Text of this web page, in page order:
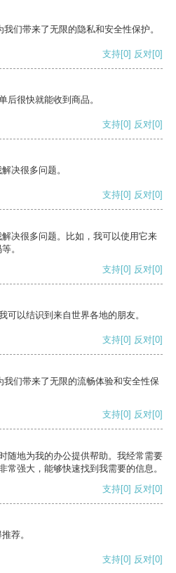
们带来了无限的隐私和安全性保护。
支持[0] 反对[0]
后很快就能收到商品。
支持[0] 反对[0]
决很多问题。
支持[0] 反对[0]
决很多问题。比如，我可以使用它来
。
支持[0] 反对[0]
可以结识到来自世界各地的朋友。
支持[0] 反对[0]
们带来了无限的流畅体验和安全性保
支持[0] 反对[0]
随地为我的办公提供帮助。我经常需要
常强大，能够快速找到我需要的信息。
支持[0] 反对[0]
荐。
支持[0] 反对[0]